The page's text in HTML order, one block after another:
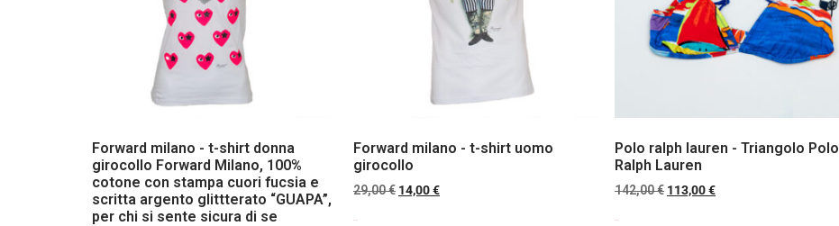
Forward milano - t-shirt donna
girocollo Forward Milano, 100%
cotone con stampa cuori fucsia e
scritta argento glittterato “GUAPA”,
per chi si sente sicura di se
Forward milano - t-shirt uomo
girocollo
29,00€ 14,00€
Polo ralph lauren - Triangolo Polo
Ralph Lauren
142,00€ 113,00€